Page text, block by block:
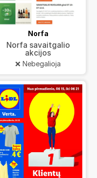
Norfa
Norfa savaitgalio
akcijos
❌ Nebegalioja